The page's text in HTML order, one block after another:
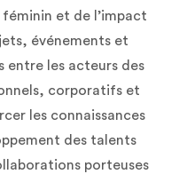
et de l’impact
événements et
entre les acteurs des
corporatifs et
les connaissances
des talents
porteuses